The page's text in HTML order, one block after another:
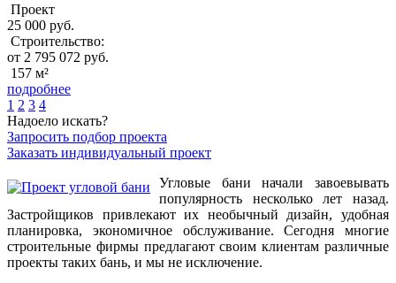
Проект
25 000 руб.
Строительство:
от 2 795 072 руб.
157 м²
подробнее
1 2 3 4
Надоело искать?
Запросить подбор проекта
Заказать индивидуальный проект
Угловые бани начали завоевывать
популярность несколько лет назад.
Застройщиков привлекают их необычный дизайн, удобная
планировка, экономичное обслуживание. Сегодня многие
строительные фирмы предлагают своим клиентам различные
проекты таких бань, и мы не исключение.